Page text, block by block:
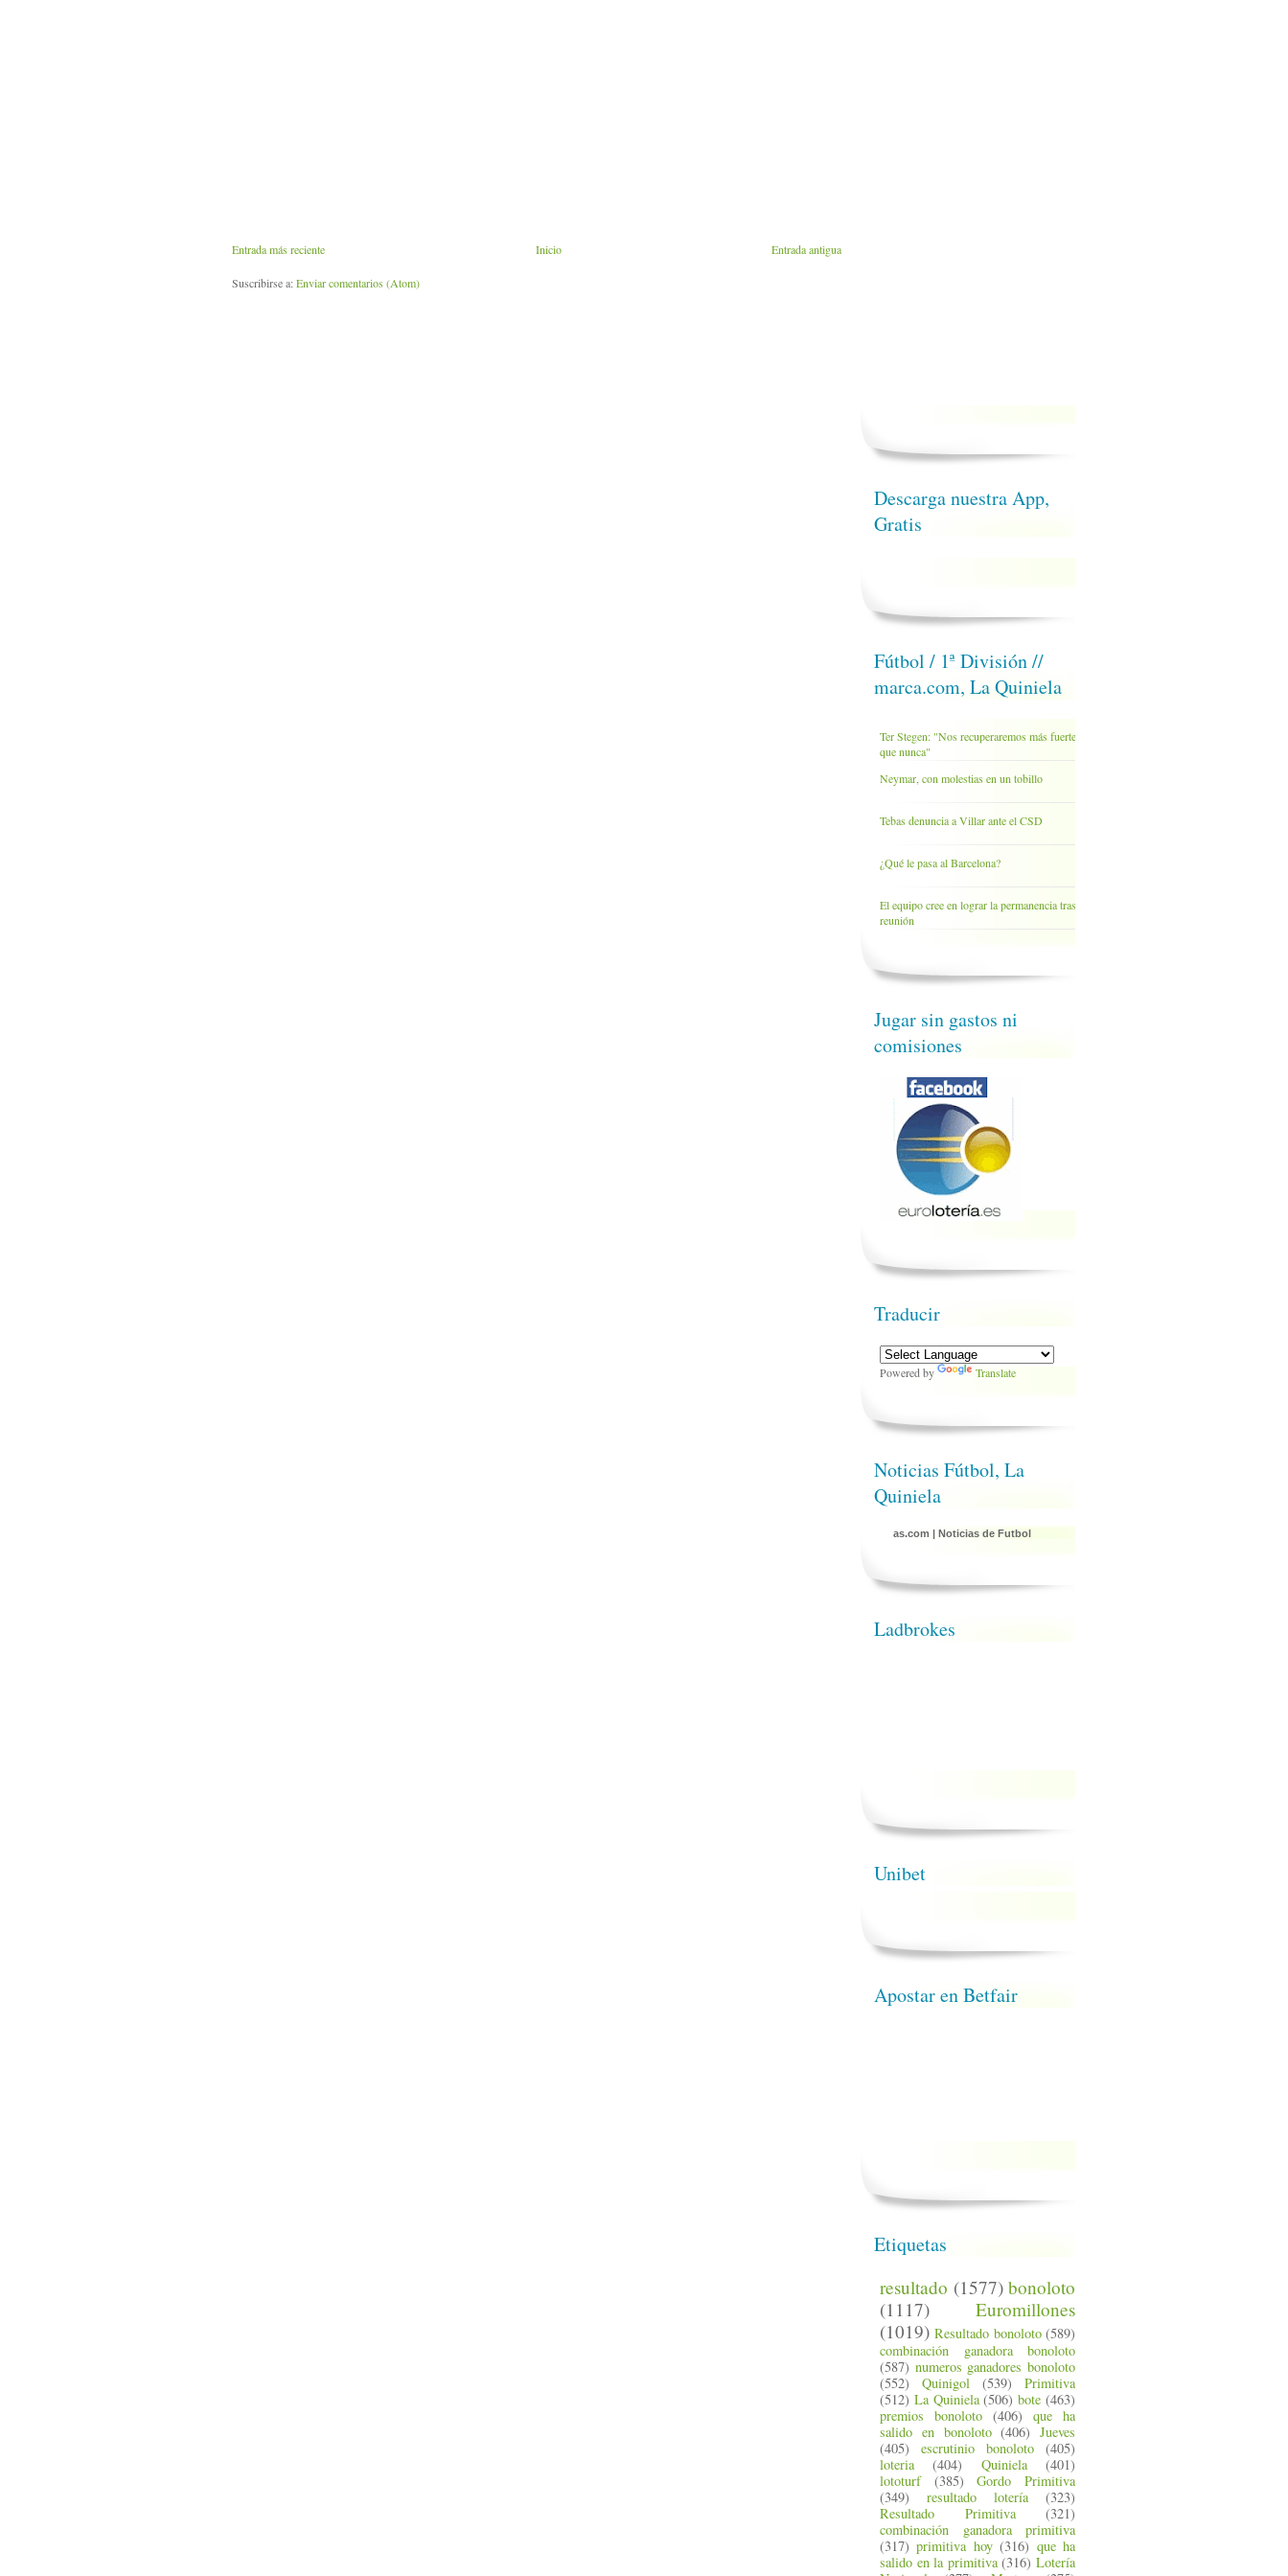
Entrada más reciente Entrada antigua
Inicio
Suscribirse a:Enviar comentarios (Atom)
Descarga nuestra App,
Gratis
Fútbol / 1ª División //
marca.com, La Quiniela
Ter Stegen: "Nos recuperaremos más fuertes
que nunca"
Neymar, con molestias en un tobillo
Tebas denuncia a Villar ante el CSD
¿Qué le pasa al Barcelona?
El equipo cree en lograr la permanencia tras la
reunión
Jugar sin gastos ni
comisiones
Traducir
Powered by Translate
Noticias Fútbol, La
Quiniela
as.com | Noticias de Futbol
Ladbrokes
Unibet
Apostar en Betfair
Etiquetas
resultado (1577) bonoloto
(1117)
Euromillones
(1019) Resultado bonoloto (589)
combinación ganadora bonoloto
(587) numeros ganadores bonoloto
(552)
Quinigol (539)
Primitiva
(512) La Quiniela (506) bote (463)
premios bonoloto (406)
que ha
salido en bonoloto (406) Jueves
(405)
escrutinio bonoloto
(405)
loteria
(404) Quiniela
(401)
lototurf
(385)
Gordo Primitiva
(349)
resultado lotería
(323)
Resultado Primitiva
(321)
combinación ganadora primitiva
(317) primitiva hoy (316) que ha
salido en la primitiva (316) Lotería